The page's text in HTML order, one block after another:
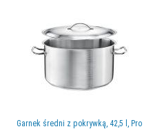
Garnek średni z pokrywką, 42,5 l, Pro